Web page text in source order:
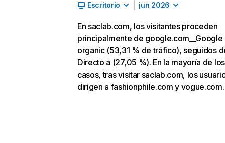
Escritorio jun 2026
En saclab.com, los visitantes proceden
principalmente de google.com__Google
organic (53,31 % de tráfico), seguidos
Directo a (27,05 %). En la mayoría de los
casos, tras visitar saclab.com, los
dirigen a fashionphile.com y vogue.com.